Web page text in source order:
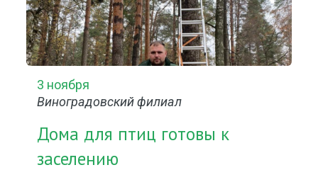
3 ноября
Виноградовский филиал
Дома для птиц готовы к
заселению